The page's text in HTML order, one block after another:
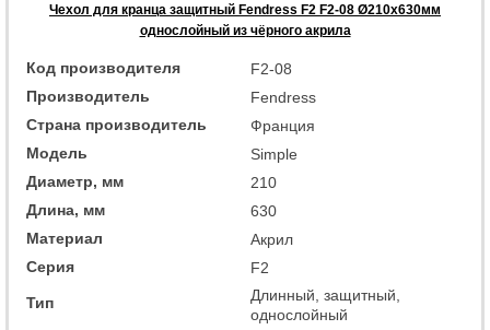
Чехол для кранца защитный Fendress F2 F2-08 Ø210х630мм
однослойный из чёрного акрила
Код производителя
F2-08
Производитель
Fendress
Страна производитель
Франция
Модель
Simple
Диаметр, мм
210
Длина, мм
630
Материал
Акрил
Серия
F2
Тип
Длинный, защитный,
однослойный